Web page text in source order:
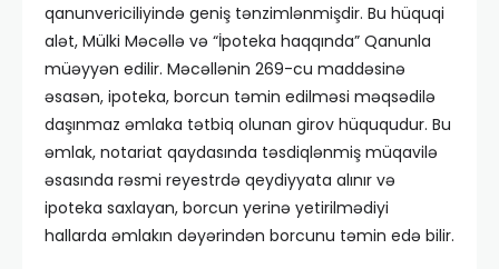
qanunvericiliyində geniş tənzimlənmişdir. Bu hüquqi
alət, Mülki Məcəllə və “İpoteka haqqında” Qanunla
müəyyən edilir. Məcəllənin 269-cu maddəsinə
əsasən, ipoteka, borcun təmin edilməsi məqsədilə
daşınmaz əmlaka tətbiq olunan girov hüququdur. Bu
əmlak, notariat qaydasında təsdiqlənmiş müqavilə
əsasında rəsmi reyestrdə qeydiyyata alınır və
ipoteka saxlayan, borcun yerinə yetirilmədiyi
hallarda əmlakın dəyərindən borcunu təmin edə bilir.